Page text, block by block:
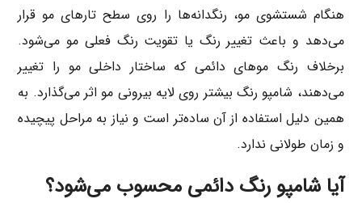
هنگام شستشوی مو، رنگدانه‌ها را روی سطح تارهای مو قرار
می‌دهد و باعث تغییر رنگ یا تقویت رنگ فعلی مو می‌شود.
برخلاف رنگ موهای دائمی که ساختار داخلی مو را تغییر
می‌دهند، شامپو رنگ بیشتر روی لایه بیرونی مو اثر می‌گذارد. به
همین دلیل استفاده از آن ساده‌تر است و نیاز به مراحل پیچیده
و زمان طولانی ندارد.
آیا شامپو رنگ دائمی محسوب می‌شود؟